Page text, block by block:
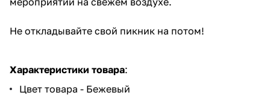
Не откладывайте свой пикник на потом!
Характеристики товара:
Цвет товара - Бежевый